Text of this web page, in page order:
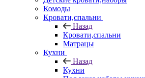
Комоды
Кровати,спальни
Назад
Кровати,спальни
Матрацы
Кухни
Назад
Кухни